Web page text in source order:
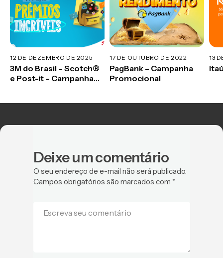
12 DE DEZEMBRO DE 2025
3M do Brasil – Scotch®
e Post-it – Campanha
17 DE OUTUBRO DE 2022
PagBank – Campanha
Promocional
13
Deixe um comentário
O seu endereço de e-mail não será publicado.
Campos obrigatórios são marcados com *
Escreva seu comentário